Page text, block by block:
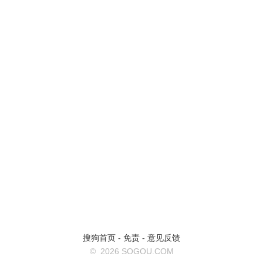
搜狗首页 - 免责 - 意见反馈
© 2026 SOGOU.COM